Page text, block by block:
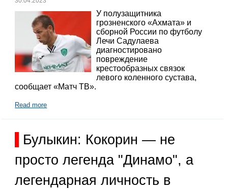
У полузащитника
грозненского «Ахмата» и
сборной России по футболу
Лечи Садулаева
диагностировано
повреждение
крестообразных связок
левого коленного сустава,
сообщает «Матч ТВ».
Read more
Булыкин: Кокорин — не
просто легенда "Динамо", а
легендарная личность в